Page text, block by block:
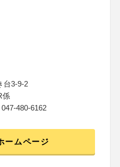
台3-9-2
係
480-6162
ームページ